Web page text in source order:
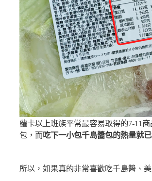
蘿卡以上班族平常最容易取得的7-11
包，而吃下一小包千島醬包的熱量就
所以，如果真的非常喜歡吃千島醬、